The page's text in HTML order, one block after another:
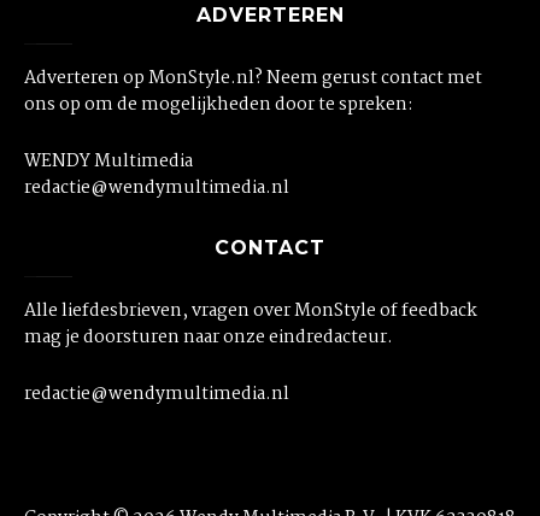
ADVERTEREN
Adverteren op MonStyle.nl? Neem gerust contact met
ons op om de mogelijkheden door te spreken:
WENDY Multimedia
redactie@wendymultimedia.nl
CONTACT
Alle liefdesbrieven, vragen over MonStyle of feedback
mag je doorsturen naar onze eindredacteur.
redactie@wendymultimedia.nl